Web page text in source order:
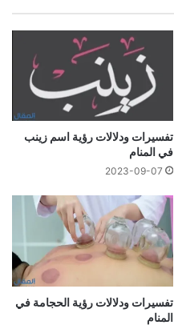
تفسيرات ودلالات رؤية اسم زينب
في المنام
2023-09-07
تفسيرات ودلالات رؤية الحجامة في
المنام